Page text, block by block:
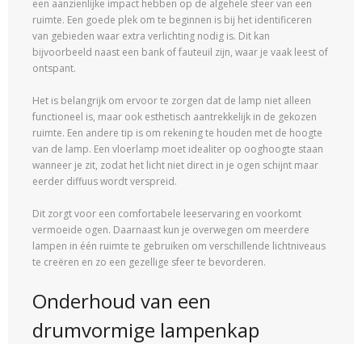
een aanzienlijke impact hebben op de algehele sfeer van een
ruimte. Een goede plek om te beginnen is bij het identificeren
van gebieden waar extra verlichting nodig is. Dit kan
bijvoorbeeld naast een bank of fauteuil zijn, waar je vaak leest of
ontspant.
Het is belangrijk om ervoor te zorgen dat de lamp niet alleen
functioneel is, maar ook esthetisch aantrekkelijk in de gekozen
ruimte. Een andere tip is om rekening te houden met de hoogte
van de lamp. Een vloerlamp moet idealiter op ooghoogte staan
wanneer je zit, zodat het licht niet direct in je ogen schijnt maar
eerder diffuus wordt verspreid.
Dit zorgt voor een comfortabele leeservaring en voorkomt
vermoeide ogen. Daarnaast kun je overwegen om meerdere
lampen in één ruimte te gebruiken om verschillende lichtniveaus
te creëren en zo een gezellige sfeer te bevorderen.
Onderhoud van een
drumvormige lampenkap